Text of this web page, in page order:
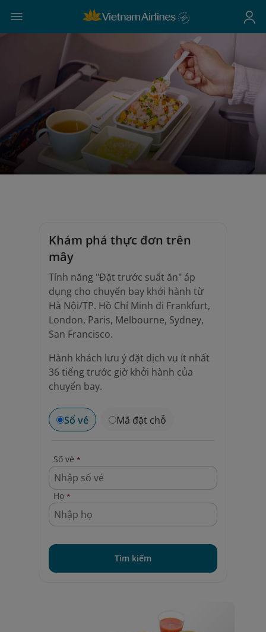
Khám phá thực đơn trên
mây
Tính năng "Đặt trước suất ăn" áp
dụng cho chuyến bay khởi hành từ
Hà Nội/TP. Hồ Chí Minh đi Frankfurt,
London, Paris, Melbourne, Sydney,
San Francisco.
Hành khách lưu ý đặt dịch vụ ít nhất
36 tiếng trước giờ khởi hành của
chuyến bay.
Số vé Mã đặt chỗ
Số vé *
Họ *
Tìm kiếm